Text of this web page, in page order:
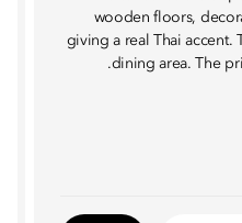
wooden floors,
giving a real Thai accent.
dining area. The